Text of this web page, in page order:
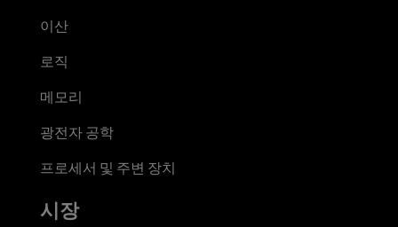
이산
로직
메모리
광전자 공학
프로세서 및 주변 장치
시장